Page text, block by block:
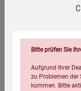
Bitte prüfen Sie
Aufgrund Ihrer
zu Problemen der
kommen. Bitte